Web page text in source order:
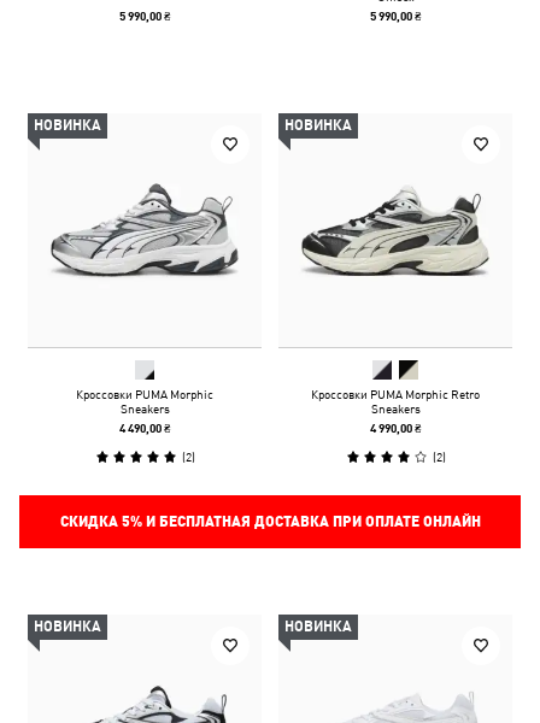
5 990,00 ₴ 5 990,00 ₴
НОВИНКА
Кроссовки PUMA Morphic
Sneakers
4 490,00 ₴
(2)
НОВИНКА
Кроссовки PUMA Morphic Retro
Sneakers
4 990,00 ₴
(2)
СКИДКА 5%И БЕСПЛАТНАЯ ДОСТАВКА ПРИ ОПЛАТЕ ОНЛАЙН
НОВИНКА НОВИНКА